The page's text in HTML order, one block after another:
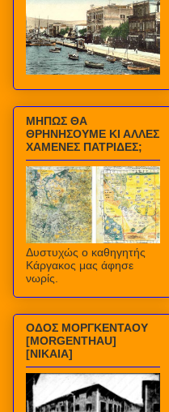
ΜΗΠΩΣ ΘΑ
ΘΡΗΝΗΣΟΥΜΕ ΚΙ ΑΛΛΕΣ
ΧΑΜΕΝΕΣ ΠΑΤΡΙΔΕΣ;
Δυστυχώς ο καθηγητής
Κάργακος μας άφησε
νωρίς.
ΟΔΟΣ ΜΟΡΓΚΕΝΤΑΟΥ
[MORGENTHAU]
[ΝΙΚΑΙΑ]